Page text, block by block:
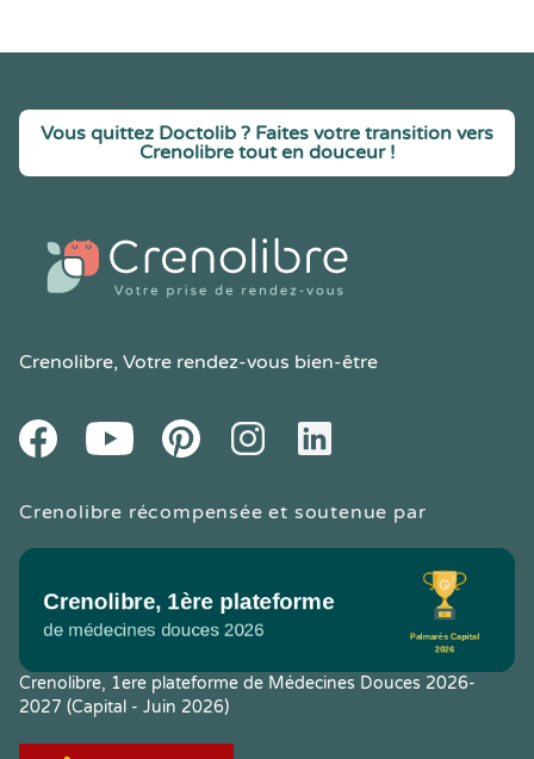
Vous quittez Doctolib ? Faites votre transition vers
Crenolibre tout en douceur !
Crenolibre, Votre rendez-vous bien-être
FacebookYoutube PinteresetInstagramLinkedIn
Crenolibre récompensée et soutenue par
Crenolibre, 1ere plateforme de Médecines Douces 2026-
2027 (Capital - Juin 2026)